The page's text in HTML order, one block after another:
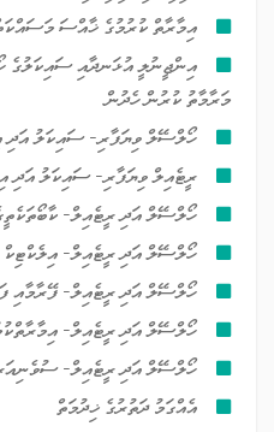
އިމާރާތް ކުރުމުގެ ޚާއްސަ
އިންޖީނުލީ އުޅަނދާއި ސައިކަލުގެ
މަރާމާތު ކުރުން ހެދުން
ހޯލްސޭލް ވިޔަފާރި- ސައިކަލު އަދި
ރީޓެއިލް ވިޔަފާރި- ސައިކަލު އަދި
ހޯލްސޭލް އަދި ރީޓެއިލް-
ހޯލްސޭލް އަދި ރީޓެއިލް- އިލެކްޓިކް
ހޯލްސޭލް އަދި ރީޓެއިލް- ފޭރާމާއި
ހޯލްސޭލް އަދި ރީޓެއިލް-
ހޯލްސޭލް އަދި ރީޓެއިލް-
އެއްގަމު ދަތުރުގެ ޚިދުމަތް